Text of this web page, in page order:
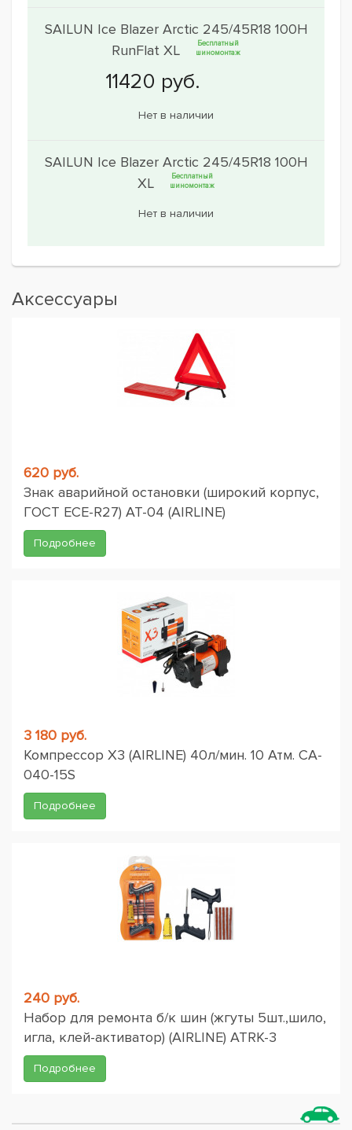
SAILUN Ice Blazer Arctic 245/45R18 100H
RunFlat XL
Бесплатный
шиномонтаж
Нет в наличии
SAILUN Ice Blazer Arctic 245/45R18 100H
XL
Бесплатный
шиномонтаж
Нет в наличии
Аксессуары
620 руб.
Знак аварийной остановки (широкий корпус,
ГОСТ ЕСЕ-R27) AT-04 (AIRLINE)
Подробнее
3 180 руб.
Компрессор X3 (AIRLINE) 40л/мин. 10 Атм. CA-
040-15S
Подробнее
240 руб.
Набор для ремонта б/к шин (жгуты 5шт.,шило,
игла, клей-активатор) (AIRLINE) ATRK-3
Подробнее